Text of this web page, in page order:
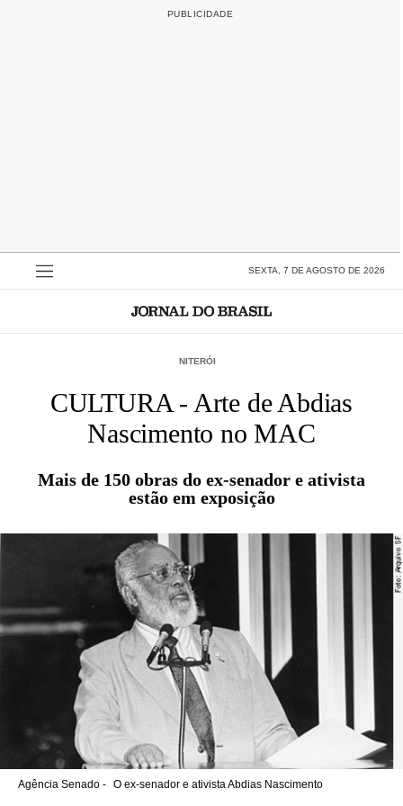
SEXTA, 7 DE AGOSTO DE 2026
NITERÓI
CULTURA - Arte de Abdias
Nascimento no MAC
Mais de 150 obras do ex-senador e ativista
estão em exposição
Agência Senado - O ex-senador e ativista Abdias Nascimento